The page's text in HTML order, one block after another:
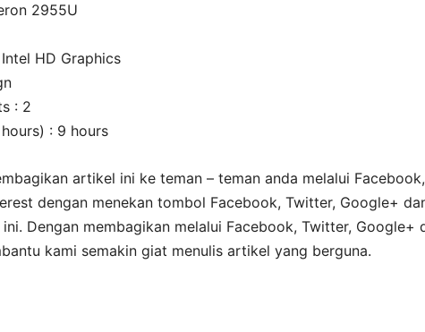
2955U
HD Graphics
: 2
: 9 hours
artikel ini ke teman – teman anda melalui Facebook,
dengan menekan tombol Facebook, Twitter, Google+
Dengan membagikan melalui Facebook, Twitter, Google+
kami semakin giat menulis artikel yang berguna.